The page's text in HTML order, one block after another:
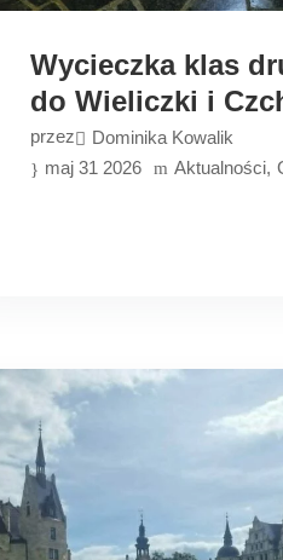
Wycieczka klas
do Wieliczki i
przez
Dominika Kowalik
maj 31 2026
Aktualności